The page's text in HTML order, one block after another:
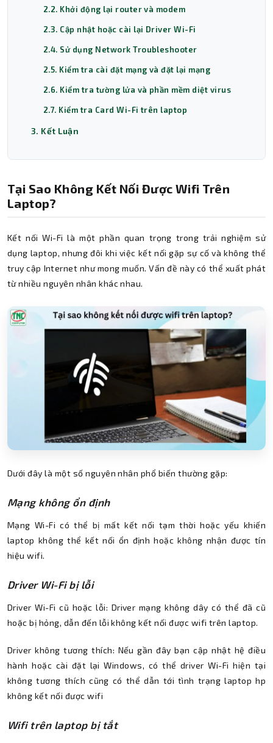
2.2. Khởi động lại router và modem
2.3. Cập nhật hoặc cài lại Driver Wi-Fi
2.4. Sử dụng Network Troubleshooter
2.5. Kiểm tra cài đặt mạng và đặt lại mạng
2.6. Kiểm tra tường lửa và phần mềm diệt virus
2.7. Kiểm tra Card Wi-Fi trên laptop
3. Kết Luận
Tại Sao Không Kết Nối Được Wifi Trên
Laptop?
Kết nối Wi-Fi là một phần quan trọng trong trải nghiệm sử
dụng laptop, nhưng đôi khi việc kết nối gặp sự cố và không thể
truy cập Internet như mong muốn. Vấn đề này có thể xuất phát
từ nhiều nguyên nhân khác nhau.
Dưới đây là một số nguyên nhân phổ biến thường gặp:
Mạng không ổn định
Mạng Wi-Fi có thể bị mất kết nối tạm thời hoặc yếu khiến
laptop không thể kết nối ổn định hoặc không nhận được tín
hiệu wifi.
Driver Wi-Fi bị lỗi
Driver Wi-Fi cũ hoặc lỗi: Driver mạng không dây có thể đã cũ
hoặc bị hỏng, dẫn đến lỗi không kết nối được wifi trên laptop.
Driver không tương thích: Nếu gần đây bạn cập nhật hệ điều
hành hoặc cài đặt lại Windows, có thể driver Wi-Fi hiện tại
không tương thích cũng có thể dẫn tới tình trạng laptop hp
không kết nối được wifi
Wifi trên laptop bị tắt